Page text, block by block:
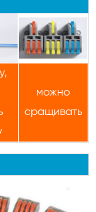
можно
сращивать